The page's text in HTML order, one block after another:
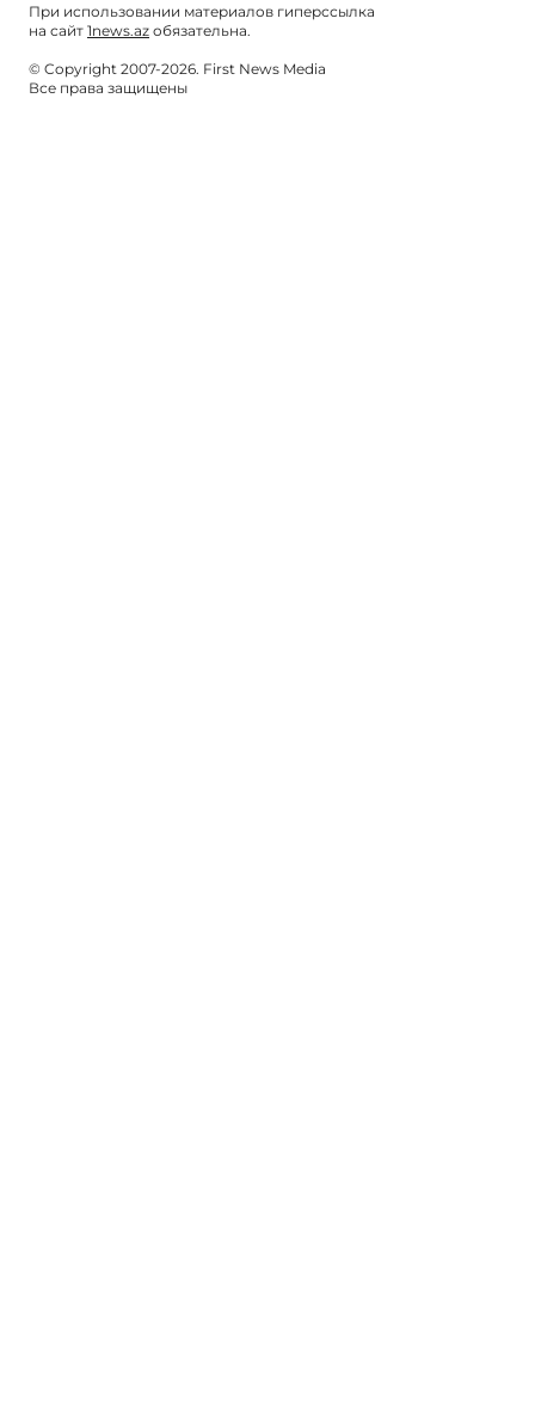
При использовании материалов гиперссылка
на сайт 1news.az обязательна.
© Copyright 2007-2026. First News Media
Все права защищены